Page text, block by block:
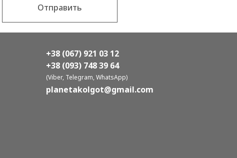
Отправить
+38 (067) 921 03 12
+38 (093) 748 39 64
(Viber, Telegram, WhatsApp)
planetakolgot@gmail.com